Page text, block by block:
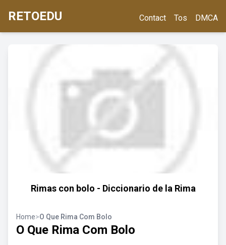
RETOEDU Contact Tos DMCA
Rimas con bolo - Diccionario de la Rima
Home>O Que Rima Com Bolo
O Que Rima Com Bolo